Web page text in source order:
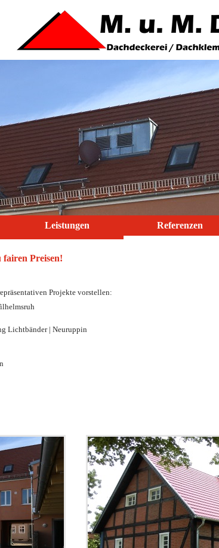
Leistungen Referenzen
fairen Preisen!
Projekte vorstellen:
Lichtbänder | Neuruppin